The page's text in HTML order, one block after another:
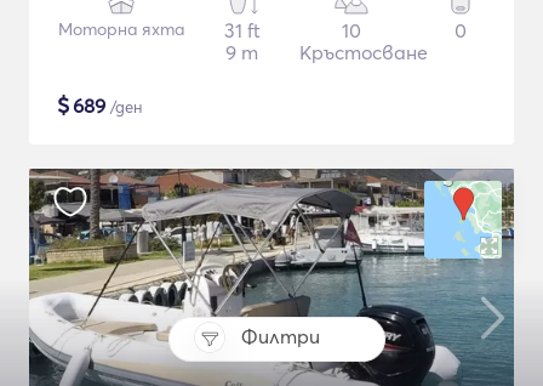
Филтри
Моторна яхта
31 ft
9 m
10
Кръстосване
0
$689 /ден